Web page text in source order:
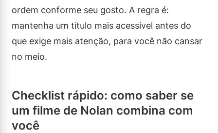
ordem conforme seu gosto. A regra é:
mantenha um título mais acessível antes do
que exige mais atenção, para você não cansar
no meio.
Checklist rápido: como saber se
um filme de Nolan combina com
você